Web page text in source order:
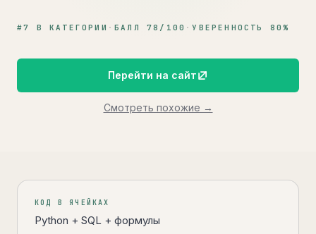
#7 В КАТЕГОРИИ ·БАЛЛ78 /100 ·УВЕРЕННОСТЬ 80%
Перейти на сайт
Смотреть похожие →
Коротко об инструменте
КОД В ЯЧЕЙКАХ
Python + SQL + формулы